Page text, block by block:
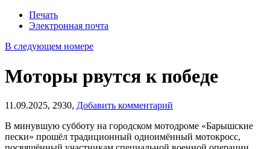
Печать
Электронная почта
В следующем номере
Моторы рвутся к победе
11.09.2025, 2930, Добавить комментарий
В минувшую субботу на городском мотодроме «Барышские
пески» прошёл традиционный одноимённый мотокросс,